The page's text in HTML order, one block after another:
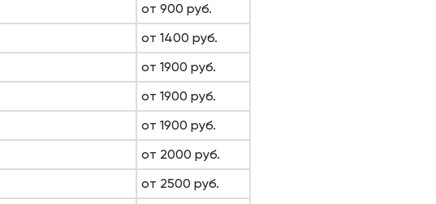
от 900 руб.
от 1400 руб.
от 1900 руб.
от 1900 руб.
от 1900 руб.
от 2000 руб.
от 2500 руб.